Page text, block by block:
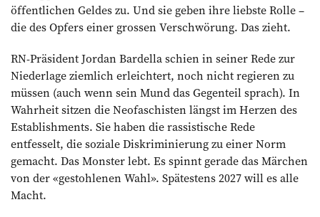
öffentlichen Geldes zu. Und sie geben ihre liebste Rolle –
die des Opfers einer grossen Verschwörung. Das zieht.
RN-Präsident Jordan Bardella schien in seiner Rede zur
Niederlage ziemlich erleichtert, noch nicht regieren zu
müssen (auch wenn sein Mund das Gegenteil sprach). In
Wahrheit sitzen die Neofaschisten längst im Herzen des
Establishments. Sie haben die rassistische Rede
entfesselt, die soziale Diskriminierung zu einer Norm
gemacht. Das Monster lebt. Es spinnt gerade das Märchen
von der «gestohlenen Wahl». Spätestens 2027 will es alle
Macht.